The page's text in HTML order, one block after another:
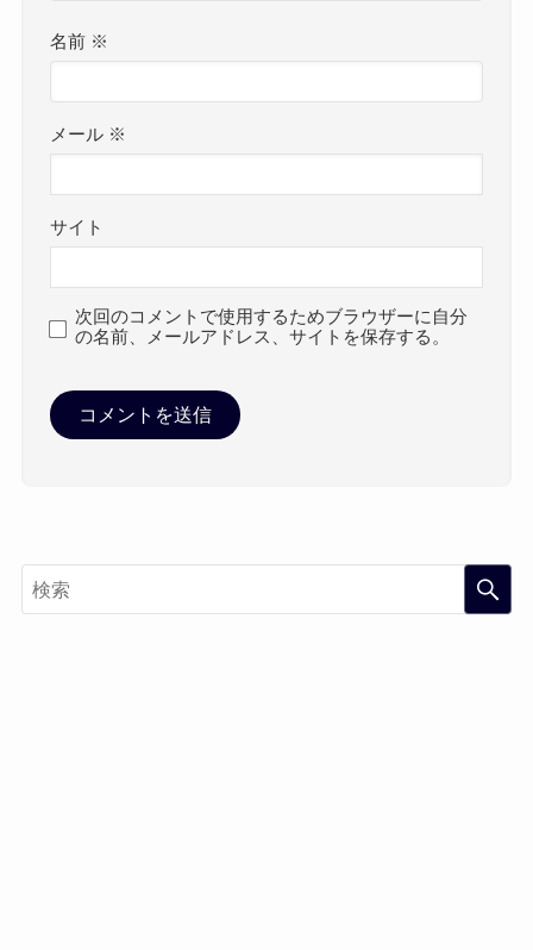
名前 ※
メール ※
サイト
次回のコメントで使用するためブラウザーに自分
の名前、メールアドレス、サイトを保存する。